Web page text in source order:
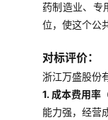
药制造业、专
位，使这个公
对标评价：
浙江万盛股份
1. 成本费用率
能力强，经营